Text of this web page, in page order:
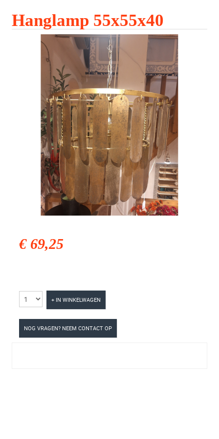
Hanglamp 55x55x40
€ 69,25
+ IN WINKELWAGEN
NOG VRAGEN? NEEM CONTACT OP